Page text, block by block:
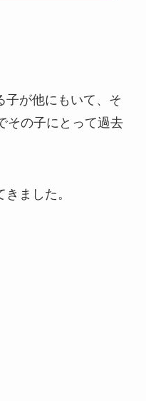
子が他にもいて、そ
その子にとって過去
ました。